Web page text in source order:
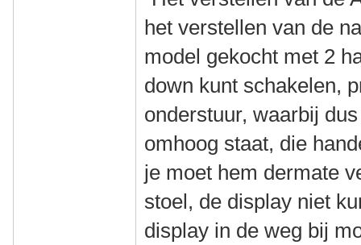
het verstellen van de
model gekocht met 2
down kunt schakelen,
onderstuur, waarbij
omhoog staat, die
je moet hem dermate
stoel, de display niet
display in de weg bij